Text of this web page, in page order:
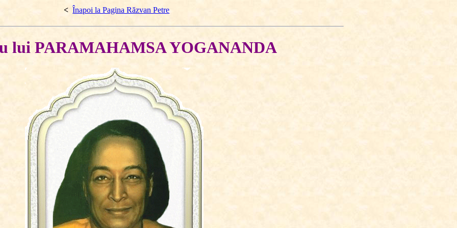
< Înapoi la Pagina Răzvan Petre
lui PARAMAHAMSA YOGANANDA